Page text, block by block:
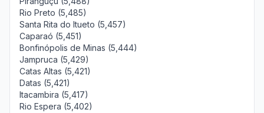
Rio Preto (5,485)
Santa Rita do Itueto (5,457)
Caparaó (5,451)
Bonfinópolis de Minas (5,444)
Jampruca (5,429)
Catas Altas (5,421)
Datas (5,421)
Itacambira (5,417)
Rio Espera (5,402)